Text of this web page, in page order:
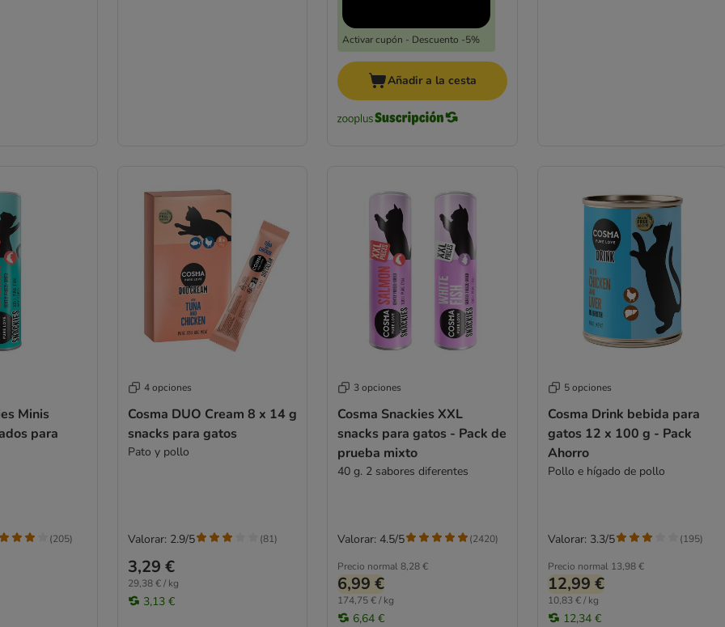
Activar cupón - Descuento -5%
Añadir a la cesta
Minis
para
(205)
4 opciones
Cosma DUO Cream 8 x 14 g
snacks para gatos
Pato y pollo
3,29 €
29,38 € / kg
3,13 €
Valorar: 2.9/5 (81)
3 opciones
Cosma Snackies XXL
snacks para gatos - Pack de
prueba mixto
40 g. 2 sabores diferentes
Precio normal8,28 €
6,99 €
174,75 € / kg
6,64 €
Valorar: 4.5/5 (2420)
5 opciones
Cosma Drink bebida para
gatos 12 x 100 g - Pack
Ahorro
Pollo e hígado de pollo
Precio normal 13,98 €
12,99 €
10,83 € / kg
12,34 €
Valorar: 3.3/5 (195)